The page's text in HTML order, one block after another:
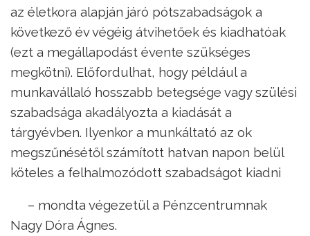
az életkora alapján járó pótszabadságok a
következő év végéig átvihetőek és kiadhatóak
(ezt a megállapodást évente szükséges
megkötni). Előfordulhat, hogy például a
munkavállaló hosszabb betegsége vagy szülési
szabadsága akadályozta a kiadását a
tárgyévben. Ilyenkor a munkáltató az ok
megszűnésétől számított hatvan napon belül
köteles a felhalmozódott szabadságot kiadni
– mondta végezetül a Pénzcentrumnak
Nagy Dóra Ágnes.